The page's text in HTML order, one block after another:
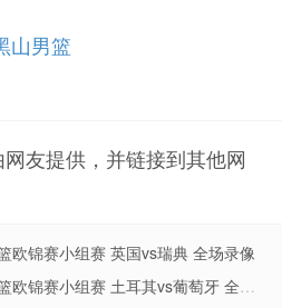
山男篮
友提供，并链接到其他网
欧锦赛小组赛 英国vs瑞典 全场录像
锦赛小组赛 土耳其vs葡萄牙 全场录像